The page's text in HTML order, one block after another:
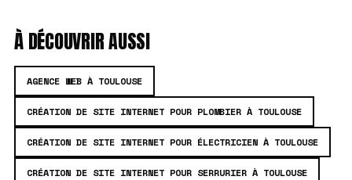
À DÉCOUVRIR AUSSI
AGENCE WEB À TOULOUSE
CRÉATION DE SITE INTERNET POUR PLOMBIER À TOULOUSE
CRÉATION DE SITE INTERNET POUR ÉLECTRICIEN À TOULOUSE
CRÉATION DE SITE INTERNET POUR SERRURIER À TOULOUSE